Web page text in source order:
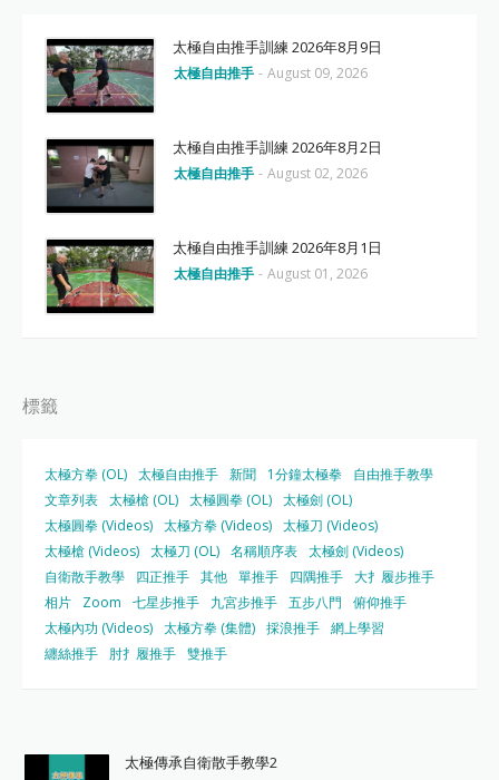
太極自由推手訓練 2026年8月9日
太極自由推手 - August 09, 2026
太極自由推手訓練 2026年8月2日
太極自由推手 - August 02, 2026
太極自由推手訓練 2026年8月1日
太極自由推手 - August 01, 2026
標籤
太極方拳 (OL) 太極自由推手 新聞 1分鐘太極拳
自由推手教學
文章列表 太極槍 (OL) 太極圓拳 (OL) 太極劍 (OL)
太極圓拳 (Videos) 太極方拳 (Videos) 太極刀 (Videos)
太極槍 (Videos) 太極刀 (OL) 名稱順序表 太極劍 (Videos)
自衛散手教學
四正推手 其他 單推手 四隅推手 大扌履步推手
相片
Zoom 七星步推手 九宮步推手 五步八門
俯仰推手
太極內功 (Videos) 太極方拳 (集體) 採浪推手 網上學習
纏絲推手
肘扌履推手 雙推手
太極傳承自衛散手教學2